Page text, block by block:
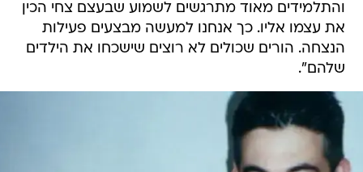
והתלמידים מאוד מתרגשים לשמוע שבעצם צחי הכין
את עצמו אליו. כך אנחנו למעשה מבצעים פעילות
הנצחה. הורים שכולים לא רוצים שישכחו את הילדים
שלהם".